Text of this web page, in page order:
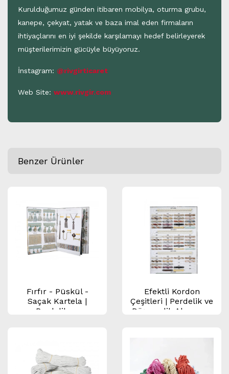
Kurulduğumuz günden itibaren mobilya, oturma grubu,
kanepe, çekyat, yatak ve baza imal eden firmaların
ihtiyaçlarını en iyi şekilde karşılamayı hedef belirleyerek
müşterilerimizin gücüyle büyüyoruz.
İnstagram: @rivgirticaret
Web Site: www.rivgir.com
Benzer Ürünler
Fırfır - Püskül -
Saçak Kartela |
Perdelik ve
Efektli Kordon
Çeşitleri | Perdelik ve
Döşemelik Aksesuar